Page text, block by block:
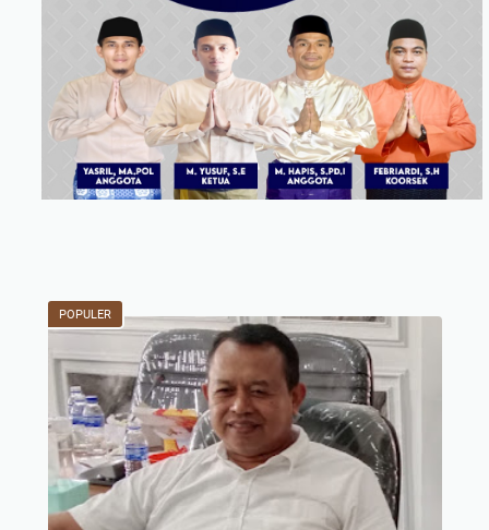
POPULER